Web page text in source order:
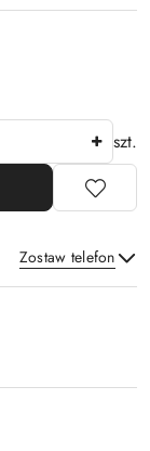
szt.
Zostaw telefon